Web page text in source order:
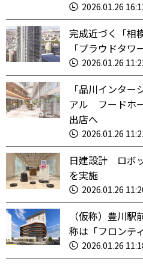
2026.01.26
完成近づく「相
「プラウドタ
2026.01.26
「品川インタ
アル フードホ
出店へ
2026.01.26
日建設計 ロボ
を実施
2026.01.26
（仮称）豊川
称は「フロン
2026.01.26